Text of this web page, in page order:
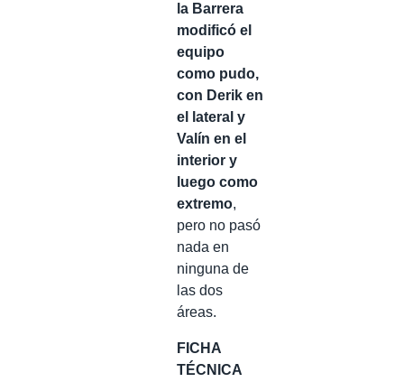
la Barrera
modificó el
equipo
como pudo,
con Derik en
el lateral y
Valín en el
interior y
luego como
extremo,
pero no pasó
nada en
ninguna de
las dos
áreas.
FICHA
TÉCNICA